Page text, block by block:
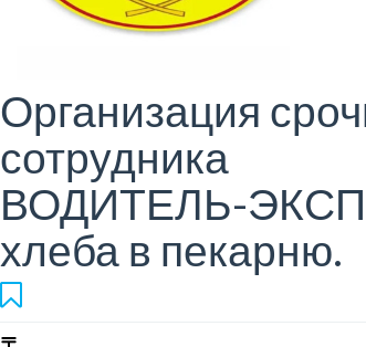
Организация
сотрудника
ВОДИТЕЛЬ-
хлеба в пекарню.